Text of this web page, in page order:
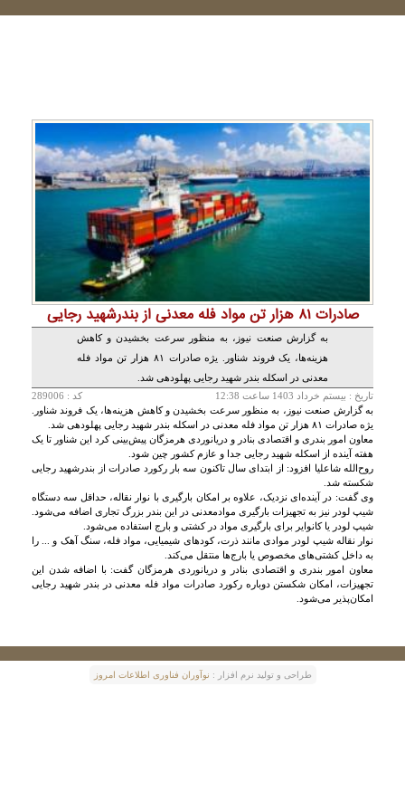
صادرات ۸۱ هزار تن مواد فله معدنی از بندرشهید رجایی
به گزارش صنعت نیوز، به منظور سرعت بخشیدن و کاهش
هزینه‌ها، یک فروند شناور. یژه صادرات ۸۱ هزار تن مواد فله
معدنی در اسکله بندر شهید رجایی پهلودهی شد.
تاريخ : بيستم خرداد 1403 ساعت 12:38
کد : 289006
به گزارش صنعت نیوز، به منظور سرعت بخشیدن و کاهش هزینه‌ها، یک فروند شناور.
یژه صادرات ۸۱ هزار تن مواد فله معدنی در اسکله بندر شهید رجایی پهلودهی شد.
معاون امور بندری و اقتصادی بنادر و دریانوردی هرمزگان پیش‌بینی کرد این شناور تا یک
هفته آینده از اسکله شهید رجایی جدا و عازم کشور چین شود.
روح‌الله شاعلیا افزود: از ابتدای سال تاکنون سه بار رکورد صادرات از بندرشهید رجایی
شکسته شد.
وی گفت: در آینده‌ای نزدیک، علاوه بر امکان بارگیری با نوار نقاله، حداقل سه دستگاه
شیپ لودر نیز به تجهیزات بارگیری موادمعدنی در این بندر بزرگ تجاری اضافه می‌شود.
شیپ لودر یا کانوایر برای بارگیری مواد در کشتی و بارج استفاده می‌شود.
نوار نقاله شیپ لودر موادی مانند ذرت، کودهای شیمیایی، مواد فله، سنگ آهک و ... را
به داخل کشتی‌های مخصوص یا بارج‌ها منتقل می‌کند.
معاون امور بندری و اقتصادی بنادر و دریانوردی هرمزگان گفت: با اضافه شدن این
تجهیزات، امکان شکستن دوباره رکورد صادرات مواد فله معدنی در بندر شهید رجایی
امکان‌پذیر می‌شود.
طراحی و توليد نرم افزار : نوآوران فناوری اطلاعات امروز